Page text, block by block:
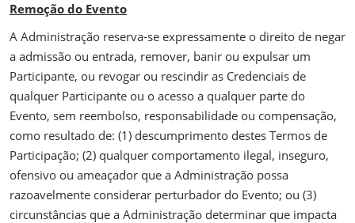
Remoção do Evento
A Administração reserva-se expressamente o direito de negar
a admissão ou entrada, remover, banir ou expulsar um
Participante, ou revogar ou rescindir as Credenciais de
qualquer Participante ou o acesso a qualquer parte do
Evento, sem reembolso, responsabilidade ou compensação,
como resultado de: (1) descumprimento destes Termos de
Participação; (2) qualquer comportamento ilegal, inseguro,
ofensivo ou ameaçador que a Administração possa
razoavelmente considerar perturbador do Evento; ou (3)
circunstâncias que a Administração determinar que impacta